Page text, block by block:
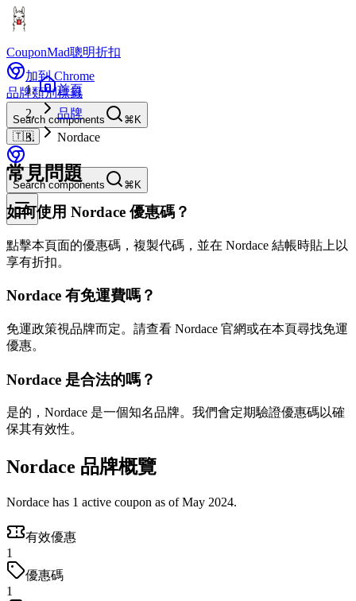
CouponMad聰明折扣
加到 Chrome
品牌類別標籤
Search components
⌘K
🇹🇼
Search components ⌘K
首頁
品牌
Nordace
常見問題
如何使用 Nordace 優惠碼？
點擊本頁面的優惠碼，複製代碼，並在 Nordace 結帳時貼上以
享有折扣。
Nordace 有免運費嗎？
免運政策視品牌而定。請查看 Nordace 官網或在本頁尋找免運
優惠。
Nordace 是合法的嗎？
是的，Nordace 是一個知名品牌。我們會定期驗證優惠碼以確
保其有效性。
Nordace 品牌概覽
Nordace has 1 active coupon as of May 2024.
有效優惠
1
優惠碼
1